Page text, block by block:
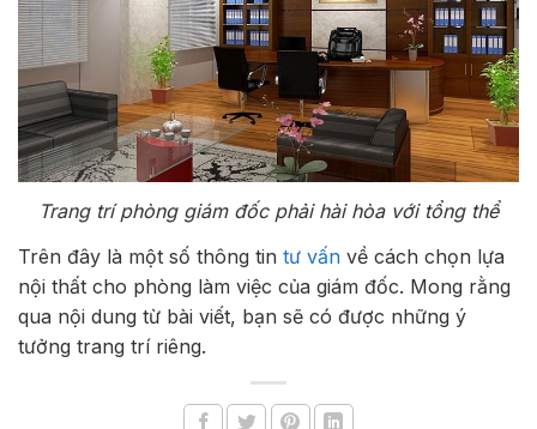
Trang trí phòng giám đốc phải hài hòa với tổng thể
Trên đây là một số thông tin tư vấn về cách chọn lựa
nội thất cho phòng làm việc của giám đốc. Mong rằng
qua nội dung từ bài viết, bạn sẽ có được những ý
tưởng trang trí riêng.